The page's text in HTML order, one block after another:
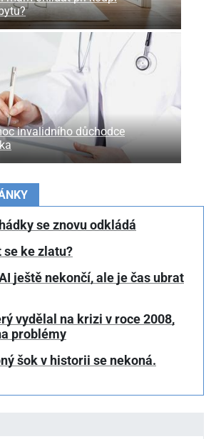
invalidního důchodce
se znovu odkládá
ke zlatu?
ještě nekončí, ale je čas ubrat
vydělal na krizi v roce 2008,
problémy
šok v historii se nekoná.